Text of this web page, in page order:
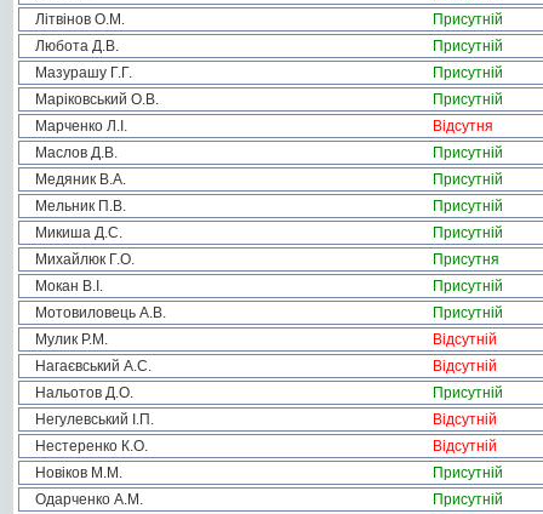
Літвінов О.М.
Присутній
Любота Д.В.
Присутній
Мазурашу Г.Г.
Присутній
Маріковський О.В.
Присутній
Марченко Л.І.
Відсутня
Маслов Д.В.
Присутній
Медяник В.А.
Присутній
Мельник П.В.
Присутній
Микиша Д.С.
Присутній
Михайлюк Г.О.
Присутня
Мокан В.І.
Присутній
Мотовиловець А.В.
Присутній
Мулик Р.М.
Відсутній
Нагаєвський А.С.
Відсутній
Нальотов Д.О.
Присутній
Негулевський І.П.
Відсутній
Нестеренко К.О.
Відсутній
Новіков М.М.
Присутній
Одарченко А.М.
Присутній